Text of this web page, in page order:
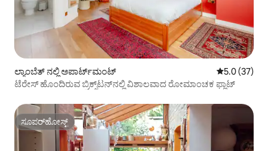
ಲ್ಯಾಂಬೆತ್ ನಲ್ಲಿ ಅಪಾರ್ಟ್‌ಮಂಟ್ 5 ರಲ್ಲಿ 5.0
5.0 (37)
ಟೆರೇಸ್ ಹೊಂದಿರುವ ಬ್ರಿಕ್ಸ್‌ಟನ್‌ನಲ್ಲಿ ವಿಶಾಲವಾದ ರೋಮಾಂಚಕ ಫ್ಲಾಟ್
ಸೂಪರ್‌ಹೋಸ್ಟ್
ಸೂಪರ್‌ಹೋಸ್ಟ್